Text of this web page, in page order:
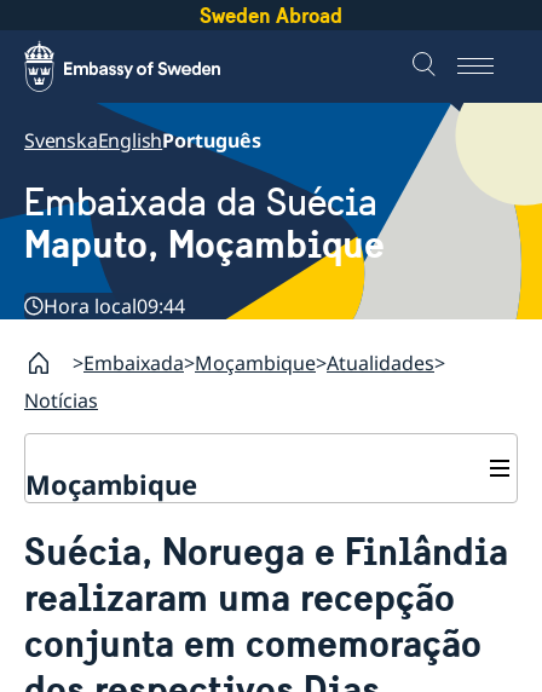
Sweden Abroad
SvenskaEnglishPortuguês
Embaixada da Suécia
Maputo, Moçambique
Hora local09:44
Embaixada Moçambique Atualidades
Notícias
Moçambique
Sobre nós
Pessoal da Embaixada
Atualidades
Notícias
Vaga para Oficial de Comunicação
Suécia, Noruega e Finlândia
realizaram uma recepção
conjunta em comemoração